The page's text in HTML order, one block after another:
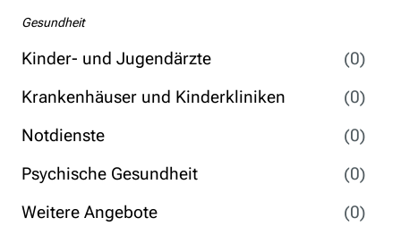
Gesundheit
Kinder- und Jugendärzte
(0)
Krankenhäuser und Kinderkliniken
(0)
Notdienste
(0)
Psychische Gesundheit
(0)
Weitere Angebote
(0)